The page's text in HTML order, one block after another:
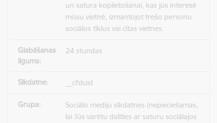
un satura koplietošanai, kas jūs interesē
mūsu vietnē, izmantojot trešo personu
sociālos tīklus vai citas vietnes.
24 stundas
__cfduid
Sociālo mediju sīkdatnes (nepieciešamas,
lai Jūs varētu dalīties ar saturu sociālajos